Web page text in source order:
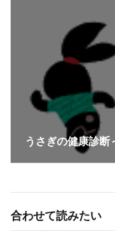
うさぎの健康診
合わせて読みたい